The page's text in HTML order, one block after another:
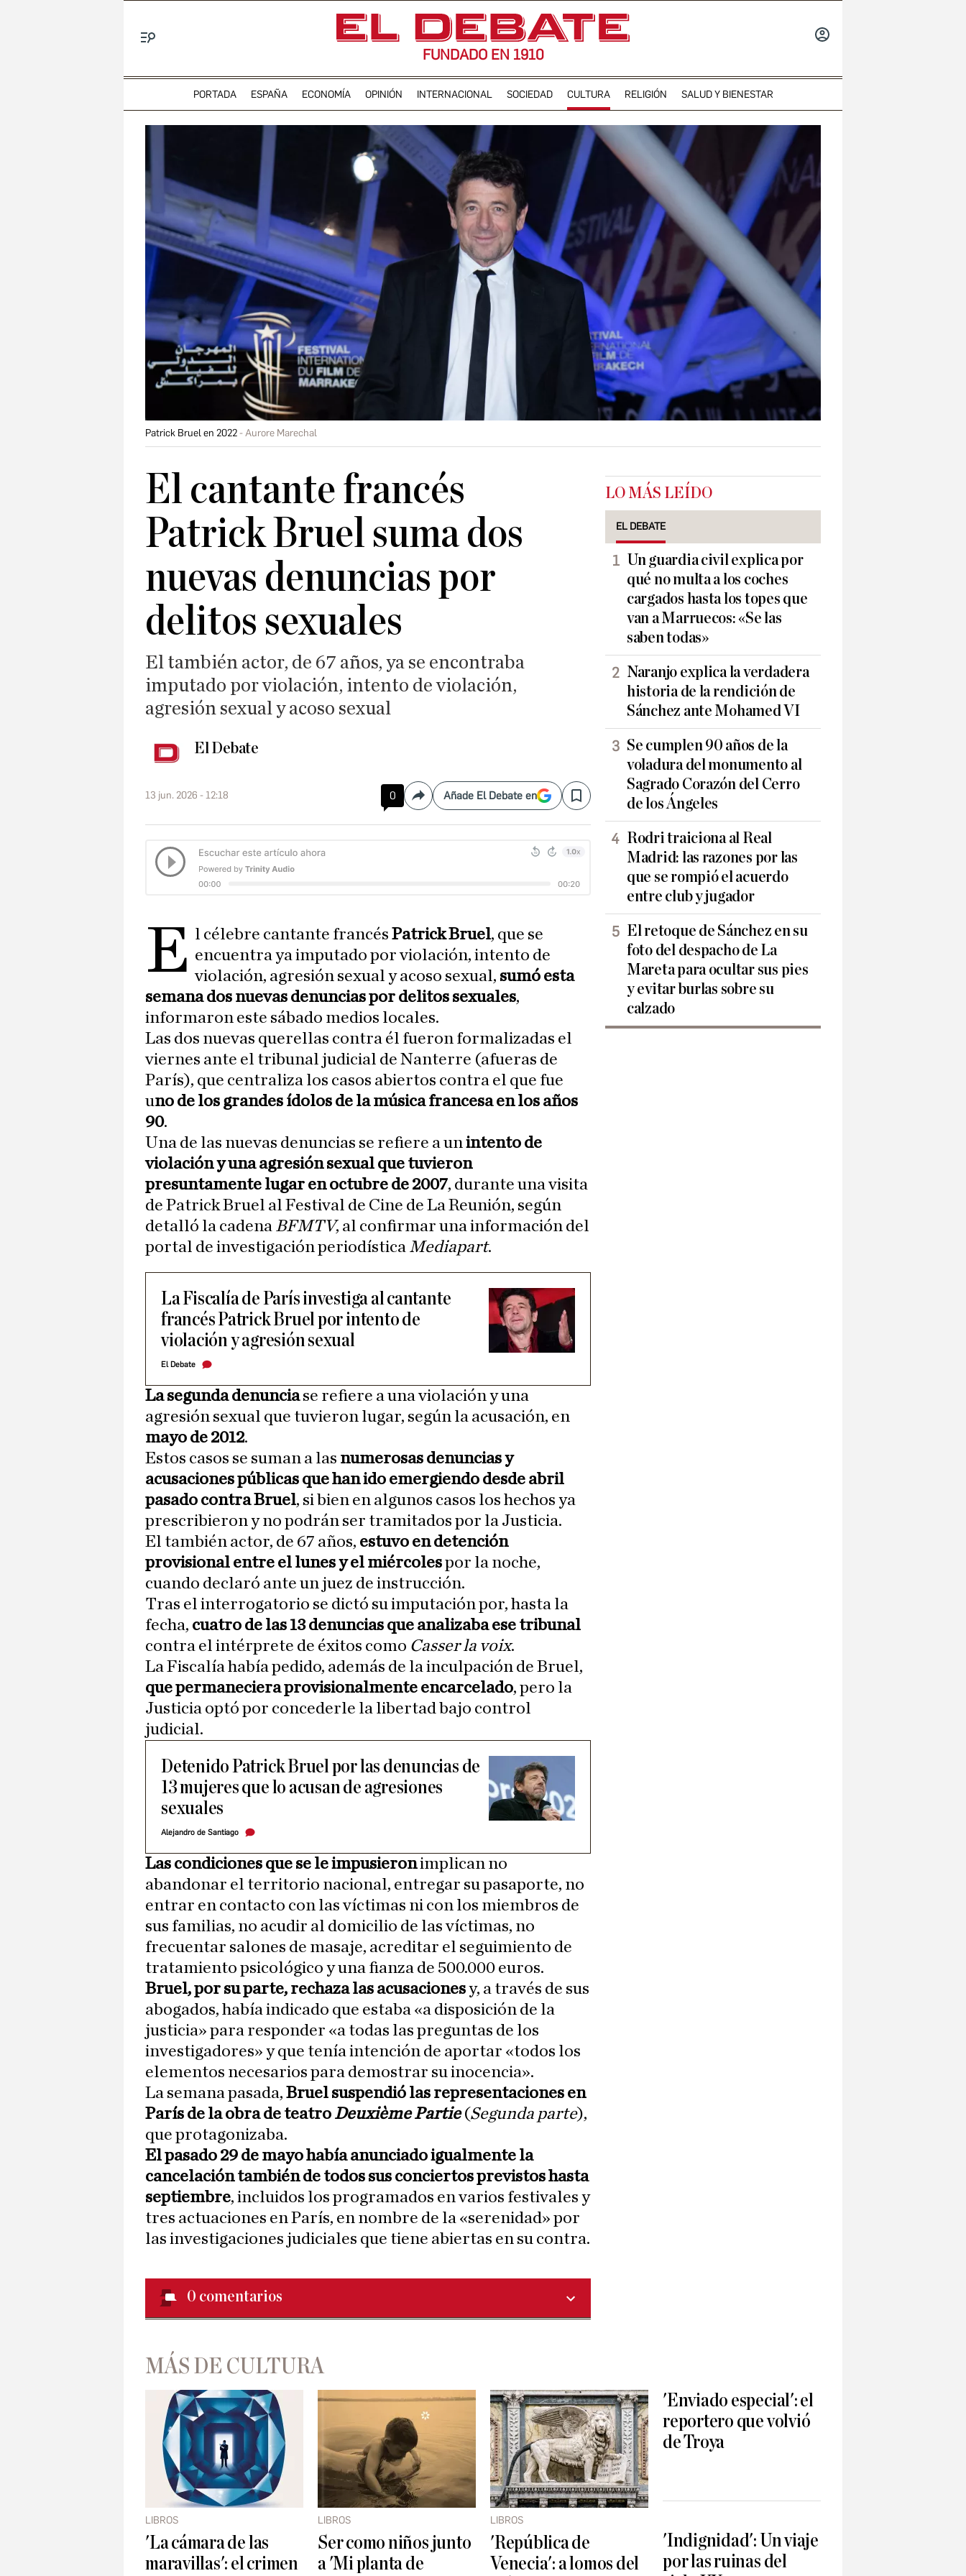
FUNDADO EN 1910
PORTADA ESPAÑA ECONOMÍA OPINIÓN INTERNACIONAL SOCIEDAD CULTURA RELIGIÓN SALUD Y BIENESTAR
Patrick Bruel en 2022 Aurore Marechal
El cantante francés
Patrick Bruel suma dos
nuevas denuncias por
delitos sexuales
El también actor, de 67 años, ya se encontraba
imputado por violación, intento de violación,
agresión sexual y acoso sexual
El Debate
13 jun. 2026 - 12:18 0 CompartirAñade El Debate en Save
E l célebre cantante francésPatrick Bruel, que se
encuentra ya imputado por violación, intento de
violación, agresión sexual y acoso sexual, sumó esta
semana dos nuevas denuncias por delitos sexuales,
informaron este sábado medios locales.
Las dos nuevas querellas contra él fueron formalizadas el
viernes ante el tribunal judicial de Nanterre (afueras de
París), que centraliza los casos abiertos contra el que fue
uno de los grandes ídolos de la música francesa en los años
90.
Una de las nuevas denuncias se refiere a unintento de
violación y una agresión sexual que tuvieron
presuntamente lugar en octubre de 2007, durante una visita
de Patrick Bruel al Festival de Cine de La Reunión, según
detalló la cadena BFMTV, al confirmar una información del
portal de investigación periodística Mediapart.
La Fiscalía de París investiga al cantante
francés Patrick Bruel por intento de
violación y agresión sexual
El Debate
La segunda denunciase refiere a una violación y una
agresión sexual que tuvieron lugar, según la acusación, en
mayo de 2012.
Estos casos se suman a las numerosas denuncias y
acusaciones públicas que han ido emergiendo desde abril
pasado contra Bruel, si bien en algunos casos los hechos ya
prescribieron y no podrán ser tramitados por la Justicia.
El también actor, de 67 años, estuvo en detención
provisional entre el lunes y el miércolespor la noche,
cuando declaró ante un juez de instrucción.
Tras el interrogatorio se dictó su imputación por, hasta la
fecha, cuatro de las 13 denuncias que analizaba ese tribunal
contra el intérprete de éxitos como Casser la voix.
La Fiscalía había pedido, además de la inculpación de Bruel,
que permaneciera provisionalmente encarcelado, pero la
Justicia optó por concederle la libertad bajo control
judicial.
Detenido Patrick Bruel por las denuncias de
13 mujeres que lo acusan de agresiones
sexuales
Alejandro de Santiago
Las condiciones que se le impusieronimplican no
abandonar el territorio nacional, entregar su pasaporte, no
entrar en contacto con las víctimas ni con los miembros de
sus familias, no acudir al domicilio de las víctimas, no
frecuentar salones de masaje, acreditar el seguimiento de
tratamiento psicológico y una fianza de 500.000 euros.
Bruel, por su parte, rechaza las acusacionesy, a través de sus
abogados, había indicado que estaba «a disposición de la
justicia» para responder «a todas las preguntas de los
investigadores» y que tenía intención de aportar «todos los
elementos necesarios para demostrar su inocencia».
La semana pasada, Bruel suspendió las representaciones en
París de la obra de teatro Deuxième Partie (Segunda parte),
que protagonizaba.
El pasado 29 de mayo había anunciado igualmente la
cancelación también de todos sus conciertos previstos hasta
septiembre, incluidos los programados en varios festivales y
tres actuaciones en París, en nombre de la «serenidad» por
las investigaciones judiciales que tiene abiertas en su contra.
0 comentarios
LO MÁS LEÍDO
EL DEBATE
Un guardia civil explica por
qué no multa a los coches
cargados hasta los topes que
van a Marruecos: «Se las
saben todas»
Naranjo explica la verdadera
historia de la rendición de
Sánchez ante Mohamed VI
Se cumplen 90 años de la
voladura del monumento al
Sagrado Corazón del Cerro
de los Ángeles
Rodri traiciona al Real
Madrid: las razones por las
que se rompió el acuerdo
entre club y jugador
El retoque de Sánchez en su
foto del despacho de La
Mareta para ocultar sus pies
y evitar burlas sobre su
calzado
MÁS DE CULTURA
LIBROS
'La cámara de las
maravillas': el crimen
LIBROS
Ser como niños junto
a 'Mi planta de
LIBROS
'República de
Venecia': a lomos del
'Enviado especial': el
reportero que volvió
de Troya
'Indignidad': Un viaje
por las ruinas del